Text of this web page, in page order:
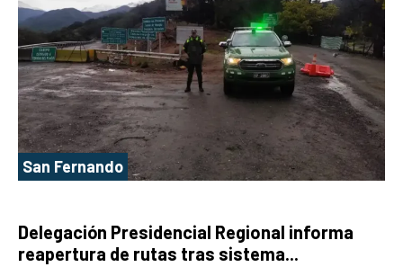
San Fernando
Delegación Presidencial Regional informa
reapertura de rutas tras sistema...